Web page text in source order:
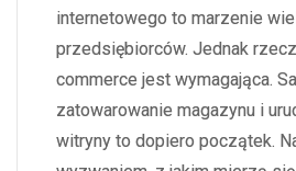
internetowego to marzenie
przedsiębiorców. Jednak
commerce jest wymagająca.
zatowarowanie magazynu i
witryny to dopiero początek.